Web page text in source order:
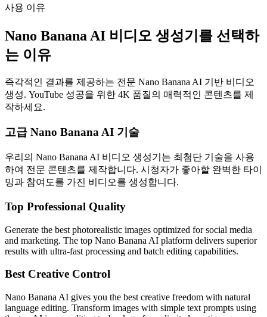
사용 이유
Nano Banana AI 비디오 생성기를 선택하
는 이유
즉각적인 결과를 제공하는 전문 Nano Banana AI 기반 비디오
생성. YouTube 성공을 위한 4K 품질의 매력적인 콘텐츠를 제
작하세요.
고급 Nano Banana AI 기술
우리의 Nano Banana AI 비디오 생성기는 최첨단 기술을 사용
하여 전문 콘텐츠를 제작합니다. 시청자가 좋아할 완벽한 타이
밍과 참여도를 가진 비디오를 생성합니다.
Top Professional Quality
Generate the best photorealistic images optimized for social media
and marketing. The top Nano Banana AI platform delivers superior
results with ultra-fast processing and batch editing capabilities.
Best Creative Control
Nano Banana AI gives you the best creative freedom with natural
language editing. Transform images with simple text prompts using